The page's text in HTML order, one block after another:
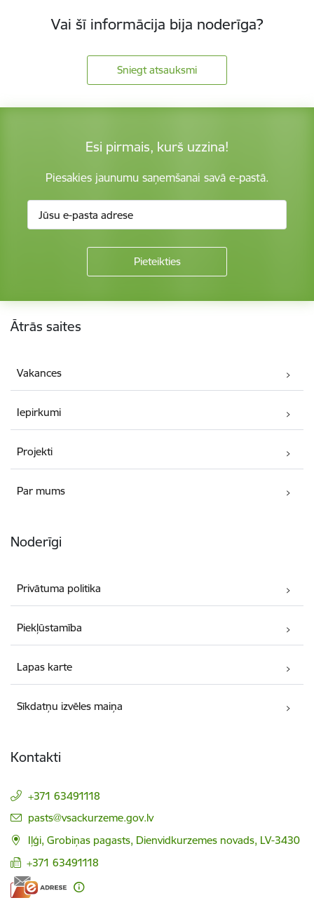
Vai šī informācija bija noderīga?
Sniegt atsauksmi
Esi pirmais, kurš uzzina!
Piesakies jaunumu saņemšanai savā e-pastā.
Kājene
Ātrās saites
Vakances
Iepirkumi
Projekti
Par mums
Noderīgi
Privātuma politika
Piekļūstamība
Lapas karte
Sīkdatņu izvēles maiņa
Kontakti
+371 63491118
E-pasts:
pasts@vsackurzeme.gov.lv
Iļģi, Grobiņas pagasts, Dienvidkurzemes novads, LV-3430
+371 63491118